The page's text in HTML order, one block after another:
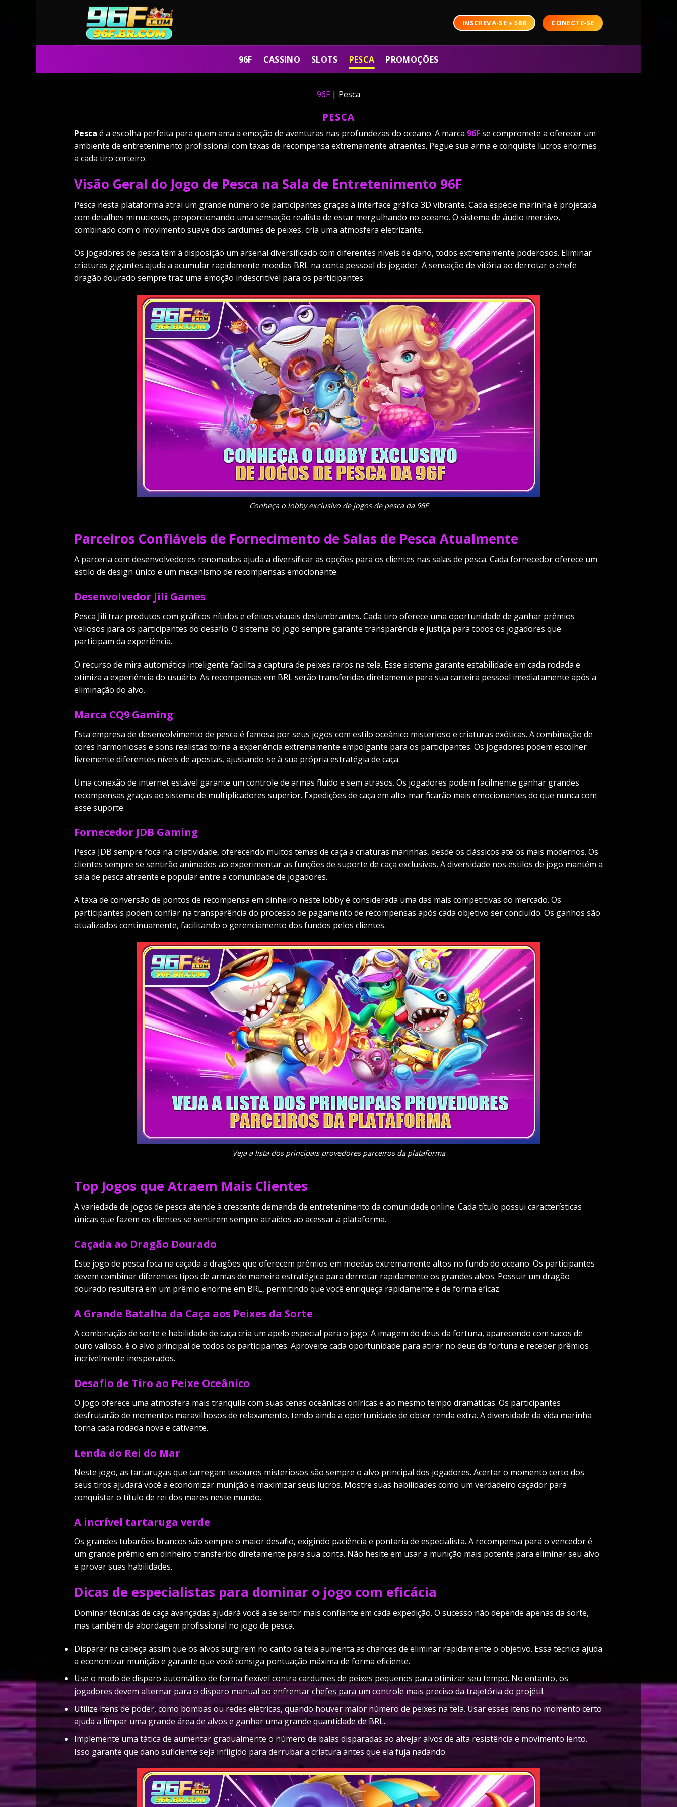
INSCREVA-SE + $88 CONECTE-SE
96F CASSINO SLOTS PESCA PROMOÇÕES
96F| Pesca
PESCA
Pesca é a escolha perfeita para quem ama a emoção de aventuras nas profundezas do oceano. A marca 96Fse compromete a oferecer um
ambiente de entretenimento profissional com taxas de recompensa extremamente atraentes. Pegue sua arma e conquiste lucros enormes
a cada tiro certeiro.
Visão Geral do Jogo de Pesca na Sala de Entretenimento 96F
Pesca nesta plataforma atrai um grande número de participantes graças à interface gráfica 3D vibrante. Cada espécie marinha é projetada
com detalhes minuciosos, proporcionando uma sensação realista de estar mergulhando no oceano. O sistema de áudio imersivo,
combinado com o movimento suave dos cardumes de peixes, cria uma atmosfera eletrizante.
Os jogadores de pesca têm à disposição um arsenal diversificado com diferentes níveis de dano, todos extremamente poderosos. Eliminar
criaturas gigantes ajuda a acumular rapidamente moedas BRL na conta pessoal do jogador. A sensação de vitória ao derrotar o chefe
dragão dourado sempre traz uma emoção indescritível para os participantes.
Conheça o lobby exclusivo de jogos de pesca da 96F
Parceiros Confiáveis de Fornecimento de Salas de Pesca Atualmente
A parceria com desenvolvedores renomados ajuda a diversificar as opções para os clientes nas salas de pesca. Cada fornecedor oferece um
estilo de design único e um mecanismo de recompensas emocionante.
Desenvolvedor Jili Games
Pesca Jili traz produtos com gráficos nítidos e efeitos visuais deslumbrantes. Cada tiro oferece uma oportunidade de ganhar prêmios
valiosos para os participantes do desafio. O sistema do jogo sempre garante transparência e justiça para todos os jogadores que
participam da experiência.
O recurso de mira automática inteligente facilita a captura de peixes raros na tela. Esse sistema garante estabilidade em cada rodada e
otimiza a experiência do usuário. As recompensas em BRL serão transferidas diretamente para sua carteira pessoal imediatamente após a
eliminação do alvo.
Marca CQ9 Gaming
Esta empresa de desenvolvimento de pesca é famosa por seus jogos com estilo oceânico misterioso e criaturas exóticas. A combinação de
cores harmoniosas e sons realistas torna a experiência extremamente empolgante para os participantes. Os jogadores podem escolher
livremente diferentes níveis de apostas, ajustando-se à sua própria estratégia de caça.
Uma conexão de internet estável garante um controle de armas fluido e sem atrasos. Os jogadores podem facilmente ganhar grandes
recompensas graças ao sistema de multiplicadores superior. Expedições de caça em alto-mar ficarão mais emocionantes do que nunca com
esse suporte.
Fornecedor JDB Gaming
Pesca JDB sempre foca na criatividade, oferecendo muitos temas de caça a criaturas marinhas, desde os clássicos até os mais modernos. Os
clientes sempre se sentirão animados ao experimentar as funções de suporte de caça exclusivas. A diversidade nos estilos de jogo mantém a
sala de pesca atraente e popular entre a comunidade de jogadores.
A taxa de conversão de pontos de recompensa em dinheiro neste lobby é considerada uma das mais competitivas do mercado. Os
participantes podem confiar na transparência do processo de pagamento de recompensas após cada objetivo ser concluído. Os ganhos são
atualizados continuamente, facilitando o gerenciamento dos fundos pelos clientes.
Veja a lista dos principais provedores parceiros da plataforma
Top Jogos que Atraem Mais Clientes
A variedade de jogos de pesca atende à crescente demanda de entretenimento da comunidade online. Cada título possui características
únicas que fazem os clientes se sentirem sempre atraídos ao acessar a plataforma.
Caçada ao Dragão Dourado
Este jogo de pesca foca na caçada a dragões que oferecem prêmios em moedas extremamente altos no fundo do oceano. Os participantes
devem combinar diferentes tipos de armas de maneira estratégica para derrotar rapidamente os grandes alvos. Possuir um dragão
dourado resultará em um prêmio enorme em BRL, permitindo que você enriqueça rapidamente e de forma eficaz.
A Grande Batalha da Caça aos Peixes da Sorte
A combinação de sorte e habilidade de caça cria um apelo especial para o jogo. A imagem do deus da fortuna, aparecendo com sacos de
ouro valioso, é o alvo principal de todos os participantes. Aproveite cada oportunidade para atirar no deus da fortuna e receber prêmios
incrivelmente inesperados.
Desafio de Tiro ao Peixe Oceânico
O jogo oferece uma atmosfera mais tranquila com suas cenas oceânicas oníricas e ao mesmo tempo dramáticas. Os participantes
desfrutarão de momentos maravilhosos de relaxamento, tendo ainda a oportunidade de obter renda extra. A diversidade da vida marinha
torna cada rodada nova e cativante.
Lenda do Rei do Mar
Neste jogo, as tartarugas que carregam tesouros misteriosos são sempre o alvo principal dos jogadores. Acertar o momento certo dos
seus tiros ajudará você a economizar munição e maximizar seus lucros. Mostre suas habilidades como um verdadeiro caçador para
conquistar o título de rei dos mares neste mundo.
A incrível tartaruga verde
Os grandes tubarões brancos são sempre o maior desafio, exigindo paciência e pontaria de especialista. A recompensa para o vencedor é
um grande prêmio em dinheiro transferido diretamente para sua conta. Não hesite em usar a munição mais potente para eliminar seu alvo
e provar suas habilidades.
Dicas de especialistas para dominar o jogo com eficácia
Dominar técnicas de caça avançadas ajudará você a se sentir mais confiante em cada expedição. O sucesso não depende apenas da sorte,
mas também da abordagem profissional no jogo de pesca.
Disparar na cabeça assim que os alvos surgirem no canto da tela aumenta as chances de eliminar rapidamente o objetivo. Essa técnica ajuda
a economizar munição e garante que você consiga pontuação máxima de forma eficiente.
Use o modo de disparo automático de forma flexível contra cardumes de peixes pequenos para otimizar seu tempo. No entanto, os
jogadores devem alternar para o disparo manual ao enfrentar chefes para um controle mais preciso da trajetória do projétil.
Utilize itens de poder, como bombas ou redes elétricas, quando houver maior número de peixes na tela. Usar esses itens no momento certo
ajuda a limpar uma grande área de alvos e ganhar uma grande quantidade de BRL.
Implemente uma tática de aumentar gradualmente o número de balas disparadas ao alvejar alvos de alta resistência e movimento lento.
Isso garante que dano suficiente seja infligido para derrubar a criatura antes que ela fuja nadando.